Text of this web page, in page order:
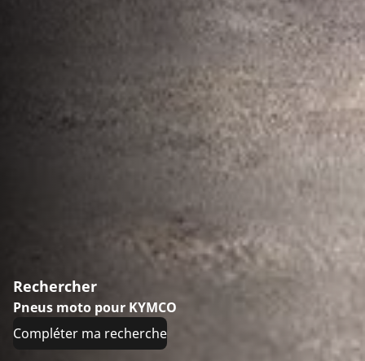
Rechercher
Pneus moto pour KYMCO
Compléter ma recherche